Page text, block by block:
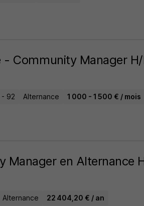
- Community Manager
- 92 Alternance 1 000 - 1 500 € / mois
Manager en Alternance
Alternance 22 404,20 € / an